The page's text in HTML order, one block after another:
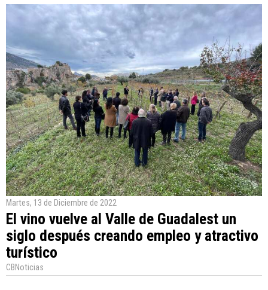
Martes, 13 de Diciembre de 2022
El vino vuelve al Valle de Guadalest un
siglo después creando empleo y atractivo
turístico
CBNoticias